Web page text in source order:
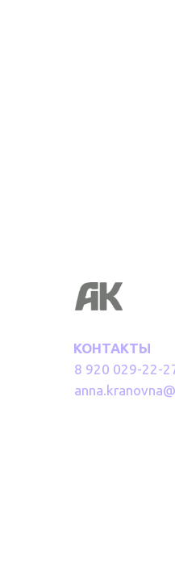
КОНТАКТЫ
8 920 029-22-